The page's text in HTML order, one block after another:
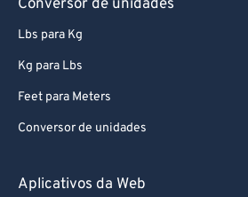
Conversor de unidades
Lbs para Kg
Kg para Lbs
Feet para Meters
Conversor de unidades
Aplicativos da Web